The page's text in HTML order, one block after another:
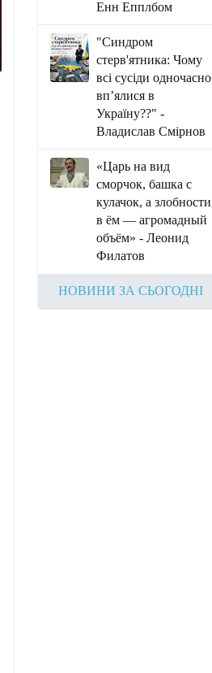
Енн Епплбом
"Синдром
стерв'ятника: Чому
всі сусіди одночасно
вп’ялися в
Україну??" -
Владислав Смірнов
«Царь на вид
сморчок, башка с
кулачок, а злобности
в ём — агромадный
объём» - Леонид
Филатов
НОВИНИ ЗА СЬОГОДНІ